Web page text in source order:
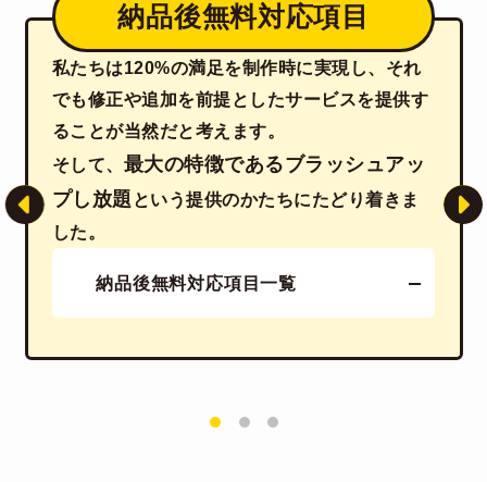
納品後無料対応項目
私たちは120%の満足を制作時に実現し、 それ
でも修正や追加を前提としたサービスを提供す
ることが当然だと考えます。
そして、 最大の特徴であるブラッシュアッ
プし放題 という提供のかたちにたどり着きま
した。
納品後無料対応項目一覧